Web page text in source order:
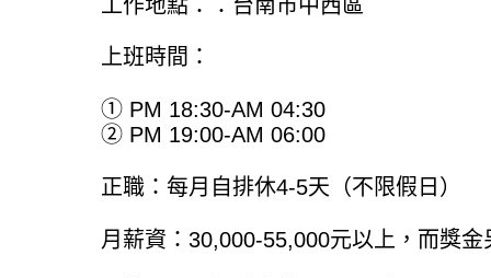
上班時間：
① PM 18:30-AM 04:30
② PM 19:00-AM 06:00
正職：每月自排休4-5天（不限假日）
月薪資：30,000-55,000元以上，而獎金